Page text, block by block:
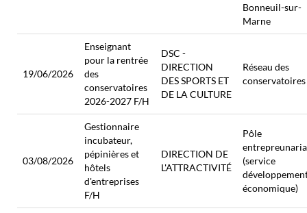
Bonneuil-sur-
Marne
19/06/2026
Enseignant
pour la rentrée
des
conservatoires
2026-2027 F/H
DSC -
DIRECTION
DES SPORTS ET
DE LA CULTURE
Réseau des
conservatoires
03/08/2026
Gestionnaire
incubateur,
pépinières et
hôtels
d'entreprises
F/H
DIRECTION DE
L'ATTRACTIVITÉ
Pôle
(service
économique)